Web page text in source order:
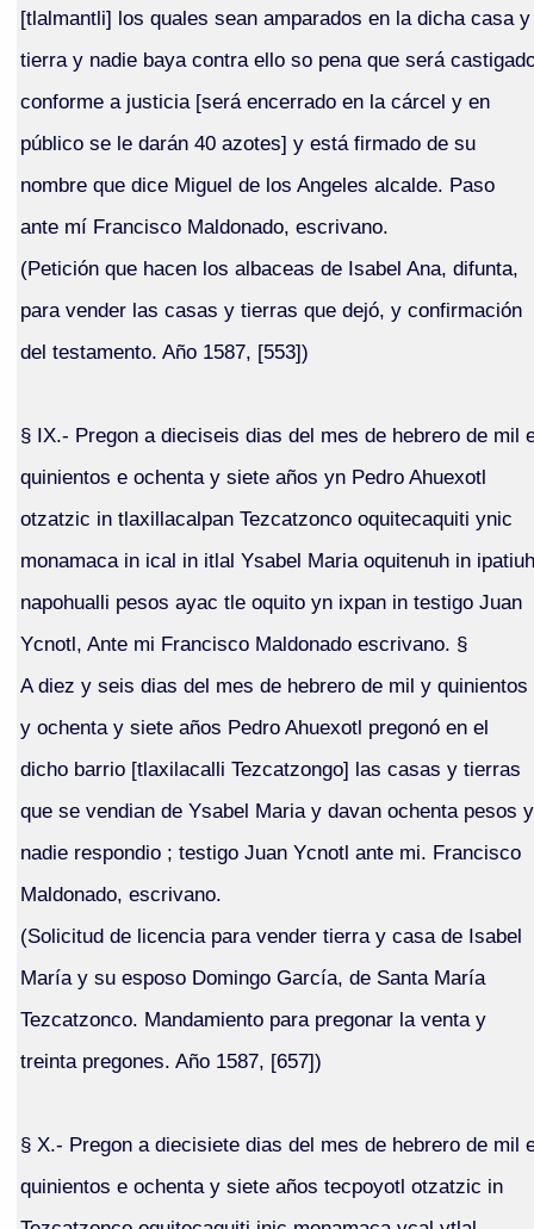
[tlalmantli] los quales sean amparados en la dicha casa y
tierra y nadie baya contra ello so pena que será
conforme a justicia [será encerrado en la cárcel y en
público se le darán 40 azotes] y está firmado de su
nombre que dice Miguel de los Angeles alcalde. Paso
ante mí Francisco Maldonado, escrivano.
(Petición que hacen los albaceas de Isabel Ana, difunta,
para vender las casas y tierras que dejó, y confirmación
del testamento. Año 1587, [553])
§ IX.- Pregon a dieciseis dias del mes de hebrero de mil
quinientos e ochenta y siete años yn Pedro Ahuexotl
otzatzic in tlaxillacalpan Tezcatzonco oquitecaquiti ynic
monamaca in ical in itlal Ysabel Maria oquitenuh in ipatiuh
napohualli pesos ayac tle oquito yn ixpan in testigo Juan
Ycnotl, Ante mi Francisco Maldonado escrivano. §
A diez y seis dias del mes de hebrero de mil y quinientos
y ochenta y siete años Pedro Ahuexotl pregonó en el
dicho barrio [tlaxilacalli Tezcatzongo] las casas y tierras
que se vendian de Ysabel Maria y davan ochenta pesos y
nadie respondio ; testigo Juan Ycnotl ante mi. Francisco
Maldonado, escrivano.
(Solicitud de licencia para vender tierra y casa de Isabel
María y su esposo Domingo García, de Santa María
Tezcatzonco. Mandamiento para pregonar la venta y
treinta pregones. Año 1587, [657])
§ X.- Pregon a diecisiete dias del mes de hebrero de mil
quinientos e ochenta y siete años tecpoyotl otzatzic in